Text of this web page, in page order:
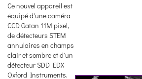
Ce nouvel appareil est
équipé d'une caméra
CCD Gatan 11M pixel,
de détecteurs STEM
annulaires en champs
clair et sombre et d'un
détecteur SDD EDX
Oxford Instruments.